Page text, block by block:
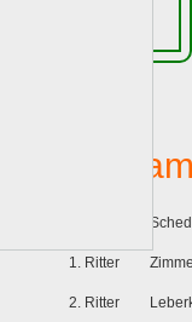
LG
1. Ritter
2. Ritter